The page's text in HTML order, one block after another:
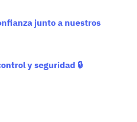
junto a nuestros
y seguridad 🔒